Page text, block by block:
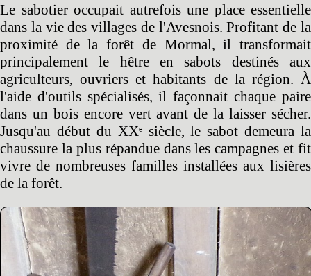
Le sabotier occupait autrefois une place essentielle
dans la vie des villages de l'Avesnois. Profitant de la
proximité de la forêt de Mormal, il transformait
principalement le hêtre en sabots destinés aux
agriculteurs, ouvriers et habitants de la région. À
l'aide d'outils spécialisés, il façonnait chaque paire
dans un bois encore vert avant de la laisser sécher.
Jusqu'au début du XXᵉ siècle, le sabot demeura la
chaussure la plus répandue dans les campagnes et fit
vivre de nombreuses familles installées aux lisières
de la forêt.